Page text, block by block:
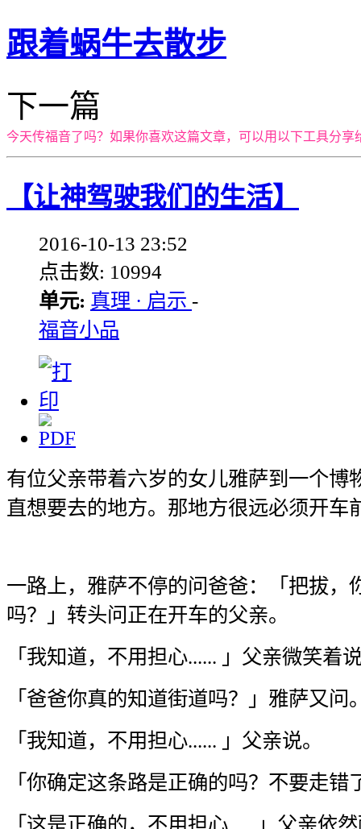
跟着蜗牛去散步
下一篇
今天传福音了吗？如果你喜欢这篇文章，可以用以下工具分享
【让神驾驶我们的生活】
2016-10-13 23:52
点击数: 10994
单元: 真理 · 启示 -
福音小品
有位父亲带着六岁的女儿雅萨到一个博
直想要去的地方。那地方很远必须开车
一路上，雅萨不停的问爸爸：「把拔，
吗？」转头问正在开车的父亲。
「我知道，不用担心...... 」父亲微笑着
「爸爸你真的知道街道吗？」雅萨又问
「我知道，不用担心...... 」父亲说。
「你确定这条路是正确的吗？不要走错
「这是正确的，不用担心......」父亲依